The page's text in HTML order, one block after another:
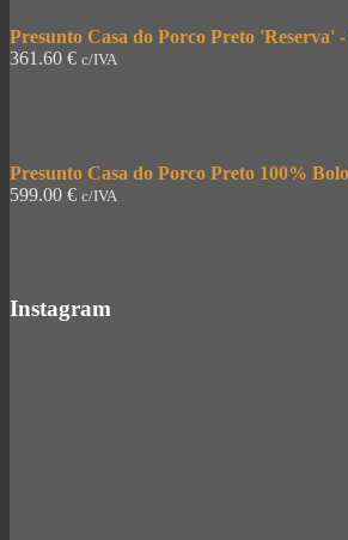
Presunto Casa do Porco Preto 'Reserva'
361.60 € c/IVA
Presunto Casa do Porco Preto 100%
599.00 € c/IVA
Instagram